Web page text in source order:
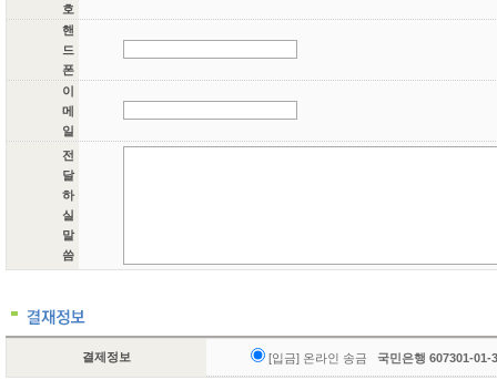
호
핸
드
폰
이
메
일
전
달
하
실
말
씀
결제정보 [입금] 온라인 송금 국민은행 607301-